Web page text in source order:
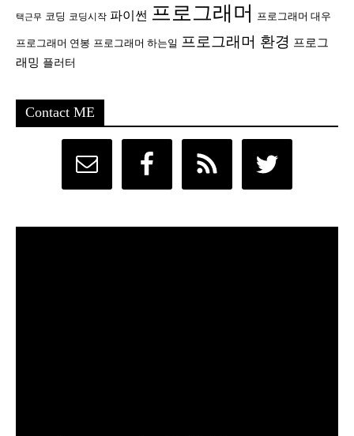
택근무 코딩 코딩시작 파이썬 프로그래머 프로그래머 대우
프로그래머 연봉 프로그래머 하는일 프로그래머 환경 프로그
래밍 플러터
Contact ME